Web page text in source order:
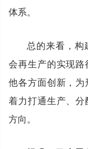
体系。
总的来看，构
会再生产的实现
他各方面创新，为
着力打通生产、
方向。